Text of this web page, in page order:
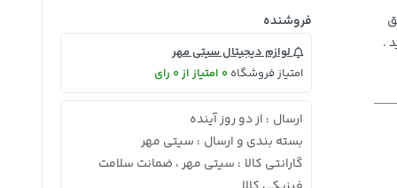
.
فروشنده
لوازم دیجیتال سیتی مهر
امتیاز فروشگاه0 امتیاز از 0 رای
ارسال : از دو روز آینده
بسته بندی و ارسال : سیتی مهر
گارانتی کالا : سیتی مهر ، ضمانت سلامت